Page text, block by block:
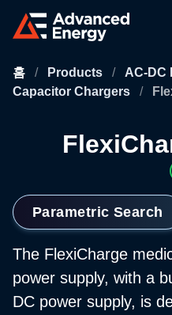
홈 / Products / AC-DC
Capacitor Chargers
/
Parametric Search
The FlexiCharge
power supply, with a
DC power supply, is